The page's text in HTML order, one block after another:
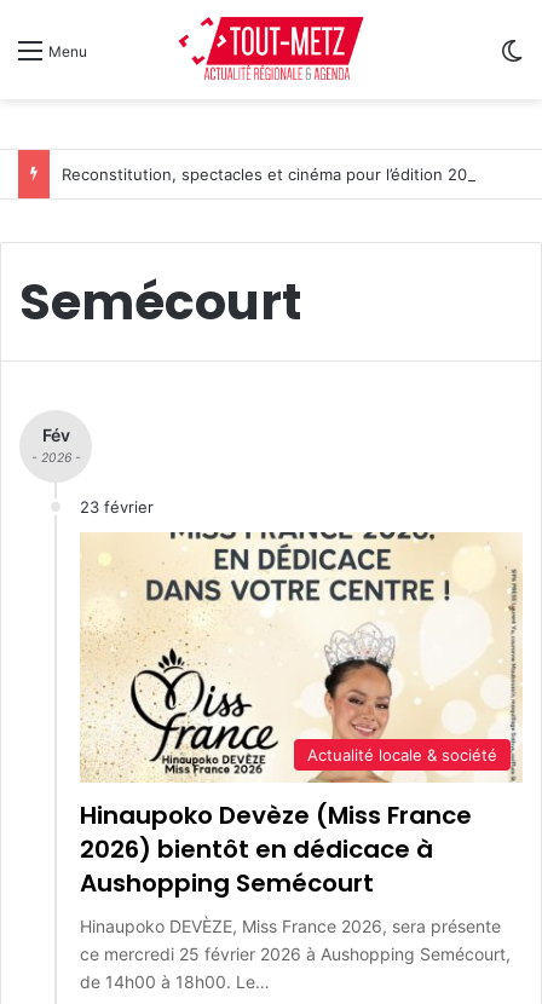
Menu
Semécourt
Fév
- 2026 -
23 février
Actualité locale & société
Hinaupoko Devèze (Miss France
2026) bientôt en dédicace à
Aushopping Semécourt
Hinaupoko DEVÈZE, Miss France 2026, sera présente
ce mercredi 25 février 2026 à Aushopping Semécourt,
de 14h00 à 18h00. Le…